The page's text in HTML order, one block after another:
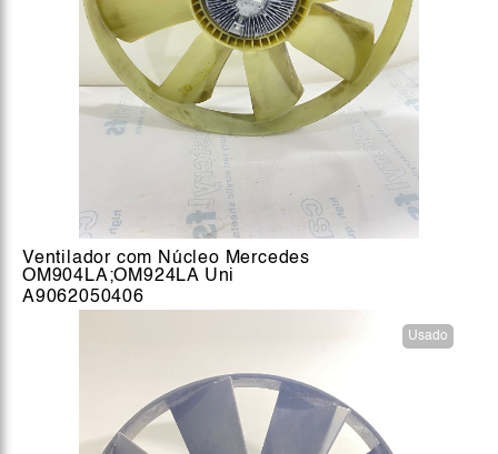
Ventilador com Núcleo Mercedes
OM904LA;OM924LA Uni
A9062050406
Usado